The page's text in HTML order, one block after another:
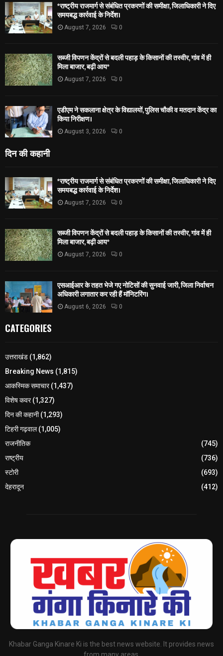
*राष्ट्रीय राजमार्ग से संबंधित प्रकरणों की समीक्षा, जिलाधिकारी ने दिए
समयबद्ध कार्रवाई के निर्देश।
August 7, 2026 0
सब्जी विपणन केंद्रों से बदली पहाड़ के किसानों की तस्वीर, गांव में ही
मिला बाजार, बढ़ी आय*
August 7, 2026 0
एडीएम ने सकलाना क्षेत्र के विद्यालयों, पुलिस चौकी व मतदान केंद्र का
किया निरीक्षण।
August 3, 2026 0
दिन की कहानी
*राष्ट्रीय राजमार्ग से संबंधित प्रकरणों की समीक्षा, जिलाधिकारी ने दिए
समयबद्ध कार्रवाई के निर्देश।
August 7, 2026 0
सब्जी विपणन केंद्रों से बदली पहाड़ के किसानों की तस्वीर, गांव में ही
मिला बाजार, बढ़ी आय*
August 7, 2026 0
एसआईआर के तहत भेजे गए नोटिसों की सुनवाई जारी, जिला निर्वाचन
अधिकारी लगातार कर रही हैं मॉनिटरिंग।
August 6, 2026 0
CATEGORIES
उत्तराखंड (1,862)
Breaking News (1,815)
आकस्मिक समाचार(1,437)
विशेष कवर(1,327)
दिन की कहानी(1,293)
टिहरी गढ़वाल(1,005)
राजनीतिक
(745)
राष्ट्रीय
(736)
स्टोरी
(693)
देहरादून
(412)
Khabar Ganga Kinare Ki is the best news website. It provides news